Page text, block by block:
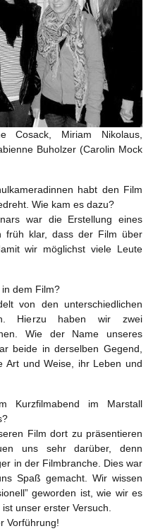
Cosack, Miriam Nikolaus,
Buholzer (Carolin Mock
habt den Film
Wie kam es dazu?
war die Erstellung eines
früh klar, dass der Film über
wir möglichst viele Leute
dem Film?
von den unterschiedlichen
Hierzu haben wir zwei
Wie der Name unseres
beide in derselben Gegend,
Art und Weise, ihr Leben und
Kurzfilmabend im Marstall
Film dort zu präsentieren
uns sehr darüber, denn
in der Filmbranche. Dies war
Spaß gemacht. Wir wissen
geworden ist, wie wir es
unser erster Versuch.
Vorführung!